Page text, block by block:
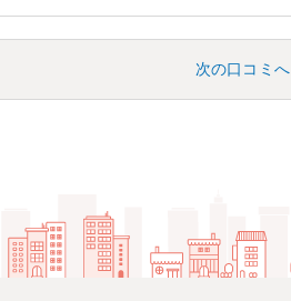
次の口コミへ